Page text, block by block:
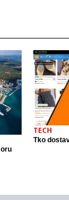
TECH
Tko